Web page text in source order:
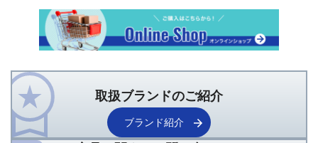
取扱ブランドのご紹介
ブランド紹介